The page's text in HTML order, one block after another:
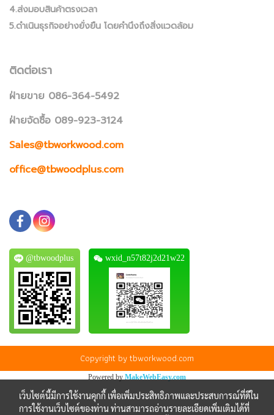
4.ส่งมอบสินค้าตรงเวลา
5.ดำเนินธุรกิจอย่างยั่งยืน โดยคำนึงถึงสิ่งแวดล้อม
ติดต่อเรา
ฝ่ายขาย 086-364-5492
ฝ่ายจัดซื้อ 089-923-3124
Sales@tbworkwood.com
office@tbwoodplus.com
@tbwoodplus wxid_n57t82j2d21w22
Copyright by tbworkwood.com
Powered by MakeWebEasy.com
เว็บไซต์นี้มีการใช้งานคุกกี้ เพื่อเพิ่มประสิทธิภาพและประสบการณ์ที่ดีใน
การใช้งานเว็บไซต์ของท่าน ท่านสามารถอ่านรายละเอียดเพิ่มเติมได้ที่